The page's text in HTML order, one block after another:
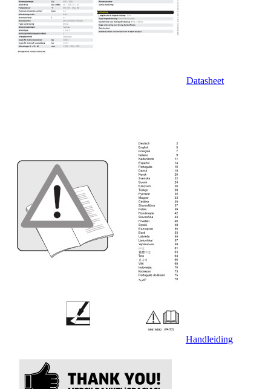
Datasheet
Handleiding